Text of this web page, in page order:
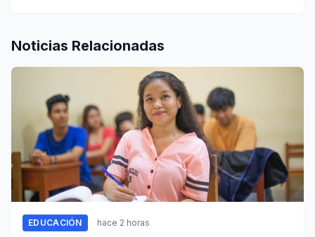
Noticias Relacionadas
EDUCACIÓN hace 2 horas